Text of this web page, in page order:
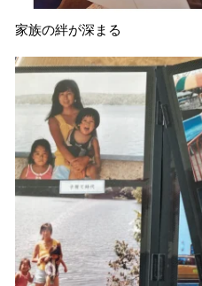
家族の絆が深まる